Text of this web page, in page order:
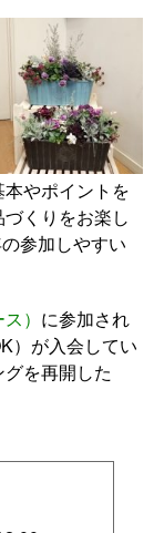
やポイントを
くりをお楽し
参加しやすい
） に参加され
）が入会してい
を再開した